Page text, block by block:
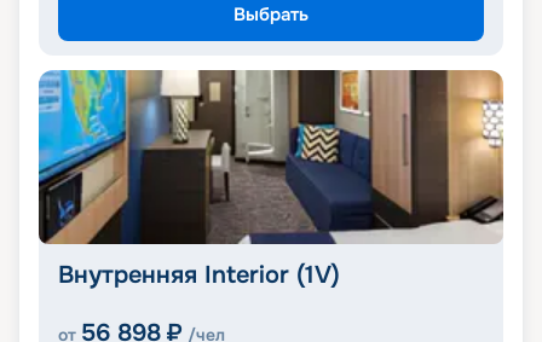
Выбрать
Внутренняя Interior (1V)
от 56 898 ₽ /чел